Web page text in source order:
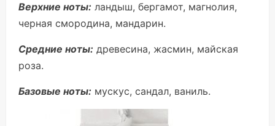
Верхние ноты: ландыш, бергамот, магнолия,
черная смородина, мандарин.
Средние ноты: древесина, жасмин, майская
роза.
Базовые ноты: мускус, сандал, ваниль.